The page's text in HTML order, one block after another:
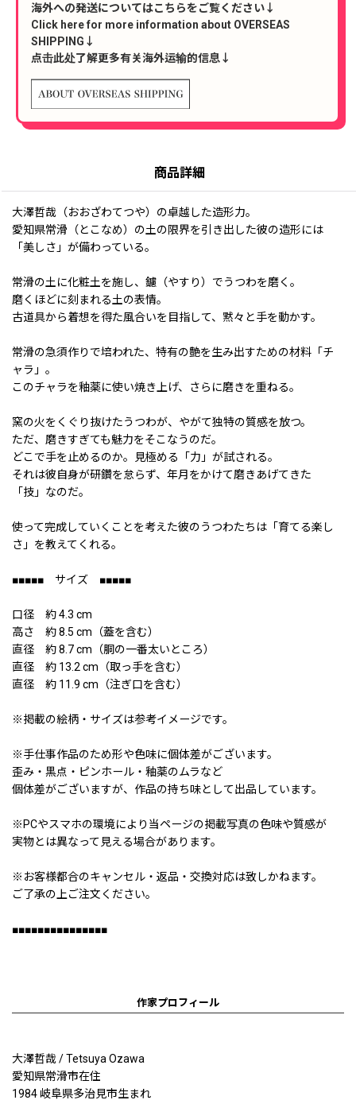
海外への発送についてはこちらをご覧ください↓
Click here for more information about OVERSEAS
SHIPPING↓
点击此处了解更多有关海外运输的信息↓
商品詳細
大澤哲哉（おおざわてつや）の卓越した造形力。
愛知県常滑（とこなめ）の土の限界を引き出した彼の造形には
「美しさ」が備わっている。
常滑の土に化粧土を施し、鑢（やすり）でうつわを磨く。
磨くほどに刻まれる土の表情。
古道具から着想を得た風合いを目指して、黙々と手を動かす。
常滑の急須作りで培われた、特有の艶を生み出すための材料「チ
ャラ」。
このチャラを釉薬に使い焼き上げ、さらに磨きを重ねる。
窯の火をくぐり抜けたうつわが、やがて独特の質感を放つ。
ただ、磨きすぎても魅力をそこなうのだ。
どこで手を止めるのか。見極める「力」が試される。
それは彼自身が研鑽を怠らず、年月をかけて磨きあげてきた
「技」なのだ。
使って完成していくことを考えた彼のうつわたちは「育てる楽し
さ」を教えてくれる。
■■■■■ サイズ ■■■■■
口径 約 4.3 cm
高さ 約 8.5 cm（蓋を含む）
直径 約 8.7 cm（胴の一番太いところ）
直径 約 13.2 cm（取っ手を含む）
直径 約 11.9 cm（注ぎ口を含む）
※掲載の絵柄・サイズは参考イメージです。
※手仕事作品のため形や色味に個体差がございます。
歪み・黒点・ピンホール・釉薬のムラなど
個体差がございますが、作品の持ち味として出品しています。
※PCやスマホの環境により当ページの掲載写真の色味や質感が
実物とは異なって見える場合があります。
※お客様都合のキャンセル・返品・交換対応は致しかねます。
ご了承の上ご注文ください。
■■■■■■■■■■■■■■■
作家プロフィール
大澤哲哉 / Tetsuya Ozawa
愛知県常滑市在住
1984 岐阜県多治見市生まれ